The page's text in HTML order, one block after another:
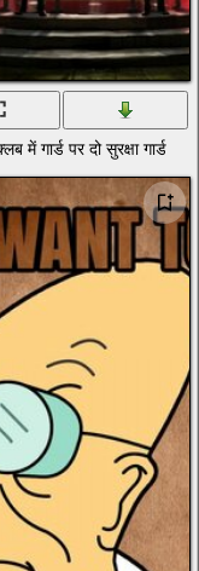
में गार्ड पर दो सुरक्षा गार्ड